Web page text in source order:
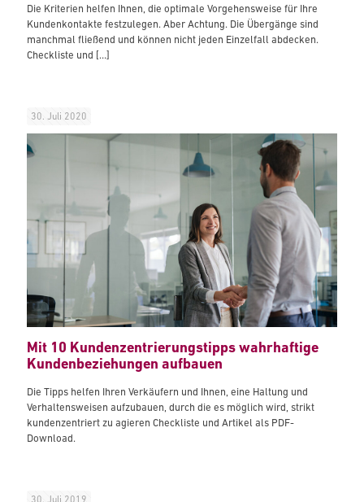
Die Kriterien helfen Ihnen, die optimale Vorgehensweise für Ihre
Kundenkontakte festzulegen. Aber Achtung. Die Übergänge sind
manchmal fließend und können nicht jeden Einzelfall abdecken.
Checkliste und […]
30. Juli 2020
Mit 10 Kundenzentrierungstipps wahrhaftige
Kundenbeziehungen aufbauen
Die Tipps helfen Ihren Verkäufern und Ihnen, eine Haltung und
Verhaltensweisen aufzubauen, durch die es möglich wird, strikt
kundenzentriert zu agieren Checkliste und Artikel als PDF-
Download.